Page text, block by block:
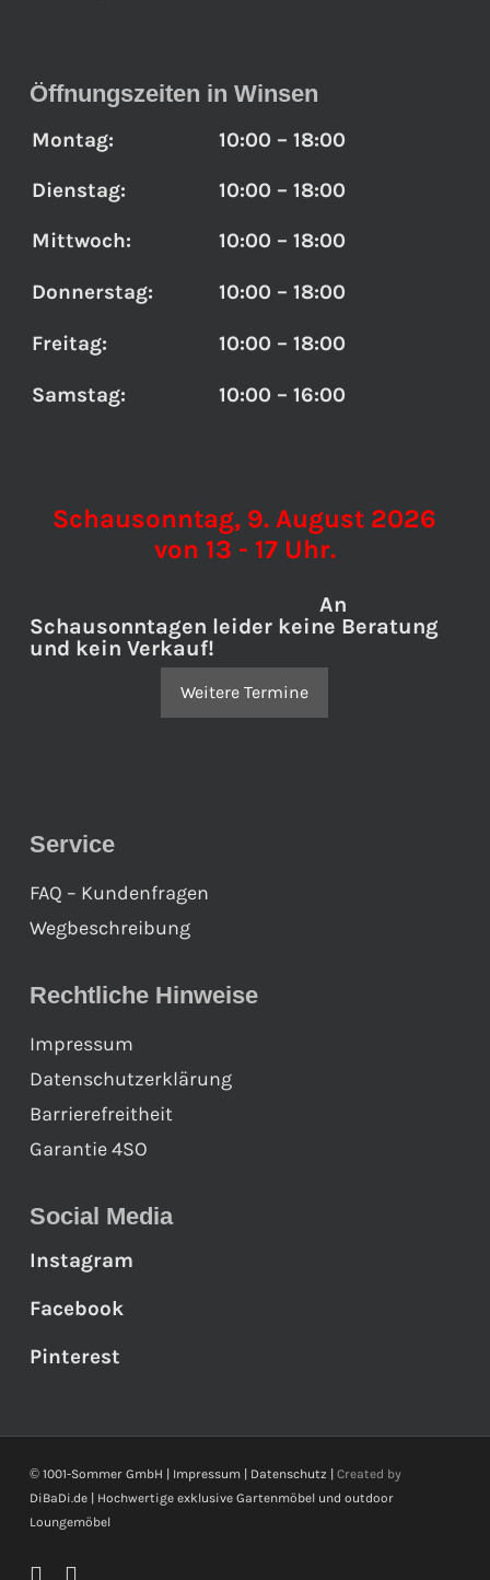
Öffnungszeiten in Winsen
Montag: 10:00 – 18:00
Dienstag: 10:00 – 18:00
Mittwoch: 10:00 – 18:00
Donnerstag: 10:00 – 18:00
Freitag: 10:00 – 18:00
Samstag: 10:00 – 16:00
Schausonntag, 9. August 2026
von 13 - 17 Uhr.
An
Schausonntagen leider keine Beratung
und kein Verkauf!
Weitere Termine
Service
FAQ – Kundenfragen
Wegbeschreibung
Rechtliche Hinweise
Impressum
Datenschutzerklärung
Barrierefreitheit
Garantie 4SO
Social Media
Instagram
Facebook
Pinterest
© 1001-Sommer GmbH | Impressum| Datenschutz | Created by
DiBaDi.de| Hochwertige exklusive Gartenmöbel und outdoor
Loungemöbel
facebookinstagram